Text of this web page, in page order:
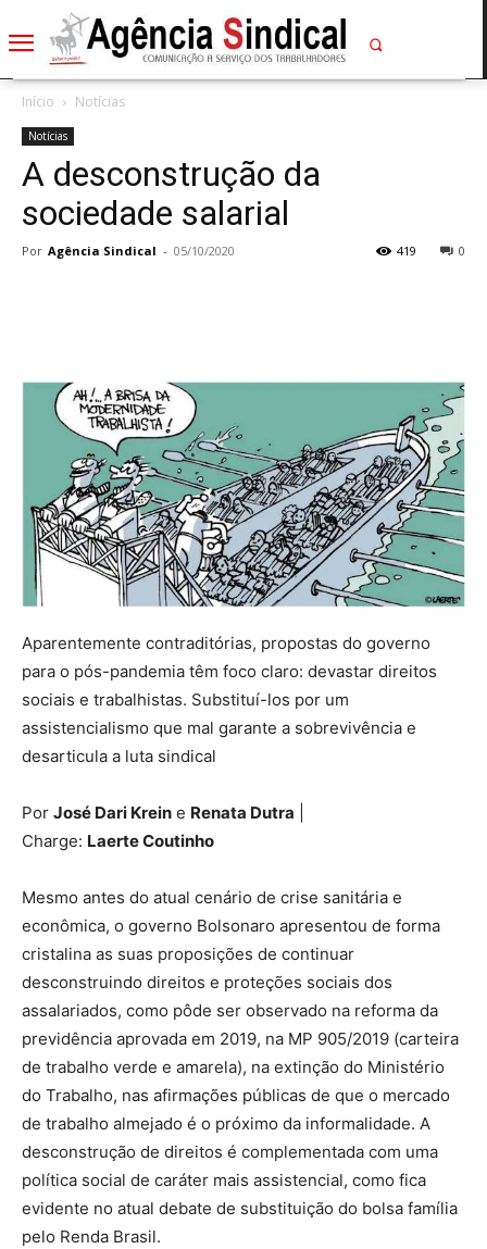
Início Notícias
Notícias
A desconstrução da
sociedade salarial
Por Agência Sindical - 05/10/2020 0
419
Aparentemente contraditórias, propostas do governo
para o pós-pandemia têm foco claro: devastar direitos
sociais e trabalhistas. Substituí-los por um
assistencialismo que mal garante a sobrevivência e
desarticula a luta sindical
Por José Dari Krein e Renata Dutra
Charge: Laerte Coutinho
Mesmo antes do atual cenário de crise sanitária e
econômica, o governo Bolsonaro apresentou de forma
cristalina as suas proposições de continuar
desconstruindo direitos e proteções sociais dos
assalariados, como pôde ser observado na reforma da
previdência aprovada em 2019, na MP 905/2019 (carteira
de trabalho verde e amarela), na extinção do Ministério
do Trabalho, nas afirmações públicas de que o mercado
de trabalho almejado é o próximo da informalidade. A
desconstrução de direitos é complementada com uma
política social de caráter mais assistencial, como fica
evidente no atual debate de substituição do bolsa família
pelo Renda Brasil.